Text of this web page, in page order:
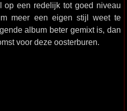
op een redelijk tot goed niveau
meer een eigen stijl weet te
album beter gemixt is, dan
voor deze oosterburen.